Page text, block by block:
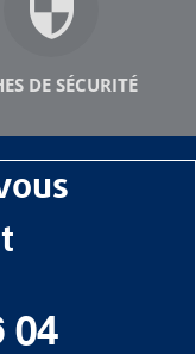
DE SÉCURITÉ
04